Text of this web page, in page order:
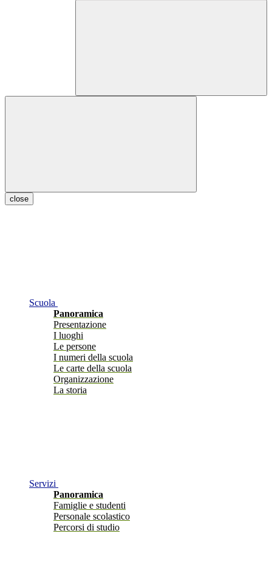
close
Scuola
Panoramica
Presentazione
I luoghi
Le persone
I numeri della scuola
Le carte della scuola
Organizzazione
La storia
Servizi
Panoramica
Famiglie e studenti
Personale scolastico
Percorsi di studio